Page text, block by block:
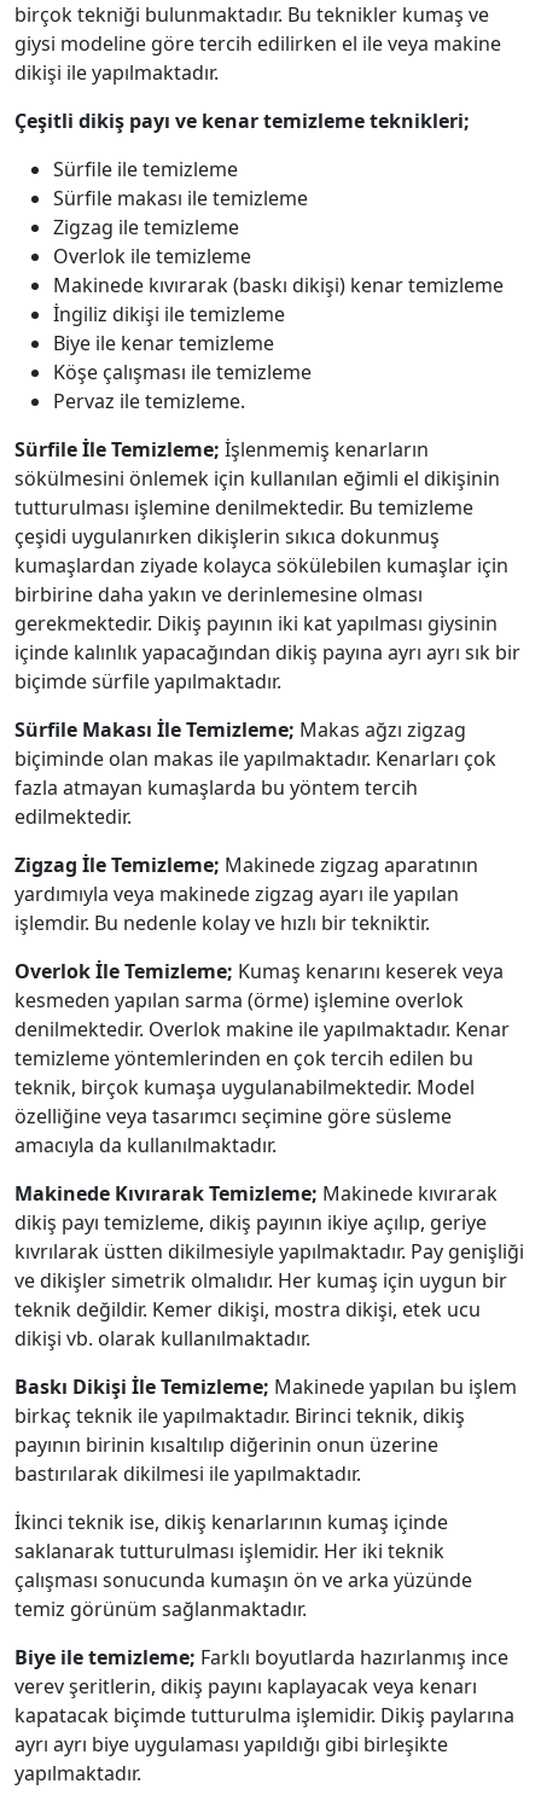
birçok tekniği bulunmaktadır. Bu teknikler kumaş ve
giysi modeline göre tercih edilirken el ile veya makine
dikişi ile yapılmaktadır.
Çeşitli dikiş payı ve kenar temizleme teknikleri;
Sürfile ile temizleme
Sürfile makası ile temizleme
Zigzag ile temizleme
Overlok ile temizleme
Makinede kıvırarak (baskı dikişi) kenar temizleme
İngiliz dikişi ile temizleme
Biye ile kenar temizleme
Köşe çalışması ile temizleme
Pervaz ile temizleme.
Sürfile İle Temizleme; İşlenmemiş kenarların
sökülmesini önlemek için kullanılan eğimli el dikişinin
tutturulması işlemine denilmektedir. Bu temizleme
çeşidi uygulanırken dikişlerin sıkıca dokunmuş
kumaşlardan ziyade kolayca sökülebilen kumaşlar için
birbirine daha yakın ve derinlemesine olması
gerekmektedir. Dikiş payının iki kat yapılması giysinin
içinde kalınlık yapacağından dikiş payına ayrı ayrı sık bir
biçimde sürfile yapılmaktadır.
Sürfile Makası İle Temizleme; Makas ağzı zigzag
biçiminde olan makas ile yapılmaktadır. Kenarları çok
fazla atmayan kumaşlarda bu yöntem tercih
edilmektedir.
Zigzag İle Temizleme; Makinede zigzag aparatının
yardımıyla veya makinede zigzag ayarı ile yapılan
işlemdir. Bu nedenle kolay ve hızlı bir tekniktir.
Overlok İle Temizleme; Kumaş kenarını keserek veya
kesmeden yapılan sarma (örme) işlemine overlok
denilmektedir. Overlok makine ile yapılmaktadır. Kenar
temizleme yöntemlerinden en çok tercih edilen bu
teknik, birçok kumaşa uygulanabilmektedir. Model
özelliğine veya tasarımcı seçimine göre süsleme
amacıyla da kullanılmaktadır.
Makinede Kıvırarak Temizleme; Makinede kıvırarak
dikiş payı temizleme, dikiş payının ikiye açılıp, geriye
kıvrılarak üstten dikilmesiyle yapılmaktadır. Pay genişliği
ve dikişler simetrik olmalıdır. Her kumaş için uygun bir
teknik değildir. Kemer dikişi, mostra dikişi, etek ucu
dikişi vb. olarak kullanılmaktadır.
Baskı Dikişi İle Temizleme; Makinede yapılan bu işlem
birkaç teknik ile yapılmaktadır. Birinci teknik, dikiş
payının birinin kısaltılıp diğerinin onun üzerine
bastırılarak dikilmesi ile yapılmaktadır.
İkinci teknik ise, dikiş kenarlarının kumaş içinde
saklanarak tutturulması işlemidir. Her iki teknik
çalışması sonucunda kumaşın ön ve arka yüzünde
temiz görünüm sağlanmaktadır.
Biye ile temizleme; Farklı boyutlarda hazırlanmış ince
verev şeritlerin, dikiş payını kaplayacak veya kenarı
kapatacak biçimde tutturulma işlemidir. Dikiş paylarına
ayrı ayrı biye uygulaması yapıldığı gibi birleşikte
yapılmaktadır.